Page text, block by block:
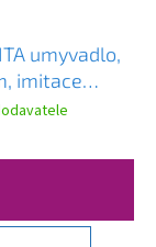
umyvadlo,
imitace